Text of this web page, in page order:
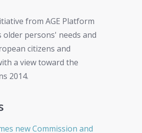
from AGE Platform
older persons' needs and
citizens and
a view toward the
2014.
new Commission and